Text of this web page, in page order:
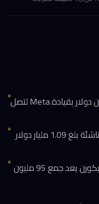
شركة Cred حصلت على 900 مليون دولار بقيادة Meta لتصل
إجمالي تمويل الشركات الهندية الناشئة بلغ 1.09 مليار دولار
Square Yards انضمت لنادي اليونيكورن بعد جمع 95 مليون